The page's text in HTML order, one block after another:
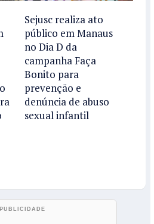
Sejusc realiza ato
público em Manaus
no Dia D da
campanha Faça
Bonito para
prevenção e
denúncia de abuso
sexual infantil